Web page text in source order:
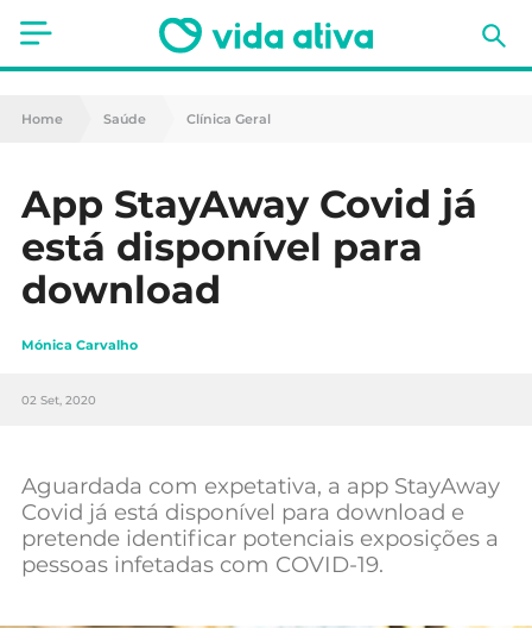
Saúde
Nutrição
Receitas
Fitness
Mães e Bebés
Home Saúde Clínica Geral
App StayAway Covid já
está disponível para
download
Mónica Carvalho
02 Set, 2020
Aguardada com expetativa, a app StayAway
Covid já está disponível para download e
pretende identificar potenciais exposições a
pessoas infetadas com COVID-19.